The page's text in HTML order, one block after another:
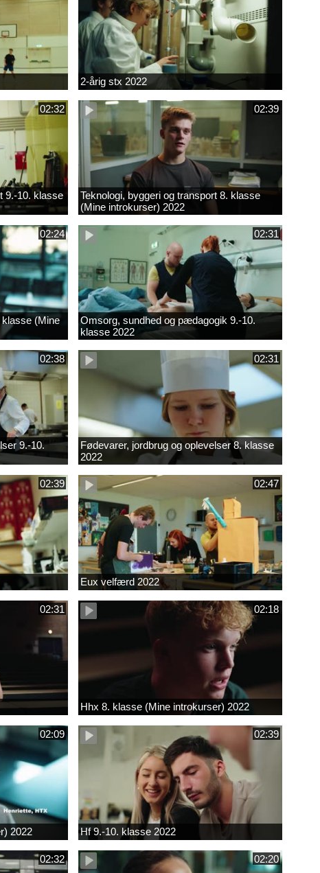
2-årig stx 2022
02:32
9.-10. klasse
02:39
Teknologi, byggeri og transport 8. klasse
(Mine introkurser) 2022
02:24
klasse (Mine
02:31
Omsorg, sundhed og pædagogik 9.-10.
klasse 2022
02:38
9.-10.
02:31
Fødevarer, jordbrug og oplevelser 8. klasse
2022
02:39 02:47
Eux velfærd 2022
02:31 02:18
Hhx 8. klasse (Mine introkurser) 2022
02:09
2022
02:39
Hf 9.-10. klasse 2022
02:32 02:20